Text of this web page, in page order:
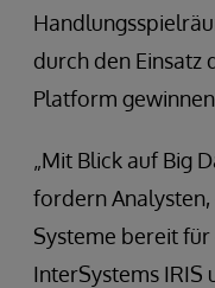
durch den Einsatz
Platform gewinnen.
„Mit Blick auf Big
fordern
Systeme bereit für
InterSystems IRIS